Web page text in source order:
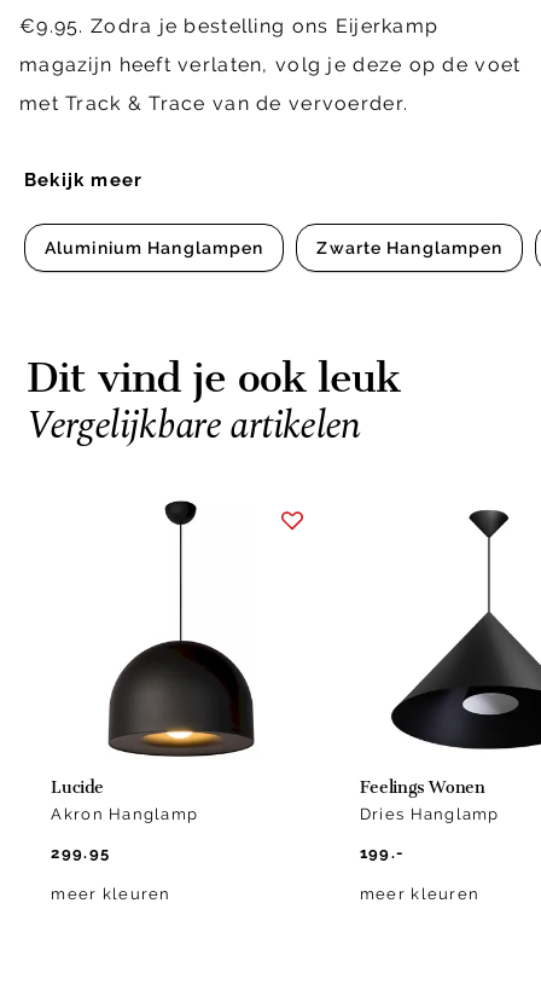
Bekijk meer
Aluminium Hanglampen Zwarte Hanglampen
€9.95. Zodra je bestelling ons Eijerkamp
magazijn heeft verlaten, volg je deze op de voet
met Track & Trace van de vervoerder.
Dit vind je ook leuk
Vergelijkbare artikelen
Lucide
Akron Hanglamp
299.95
meer kleuren
Feelings Wonen
Dries Hanglamp
199.-
meer kleuren